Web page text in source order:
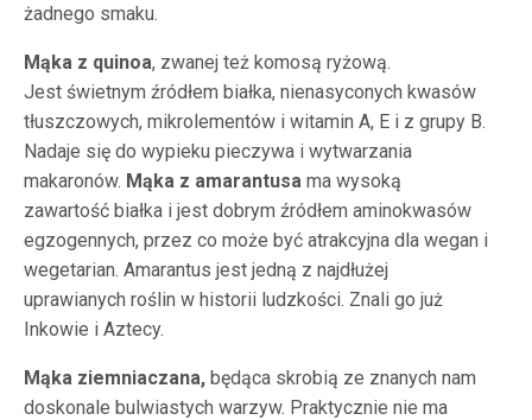
żadnego smaku.
Mąka z quinoa, zwanej też komosą ryżową.
Jest świetnym źródłem białka, nienasyconych kwasów
tłuszczowych, mikrolementów i witamin A, E i z grupy B.
Nadaje się do wypieku pieczywa i wytwarzania
makaronów. Mąka z amarantusa ma wysoką
zawartość białka i jest dobrym źródłem aminokwasów
egzogennych, przez co może być atrakcyjna dla wegan i
wegetarian. Amarantus jest jedną z najdłużej
uprawianych roślin w historii ludzkości. Znali go już
Inkowie i Aztecy.
Mąka ziemniaczana, będąca skrobią ze znanych nam
doskonale bulwiastych warzyw. Praktycznie nie ma